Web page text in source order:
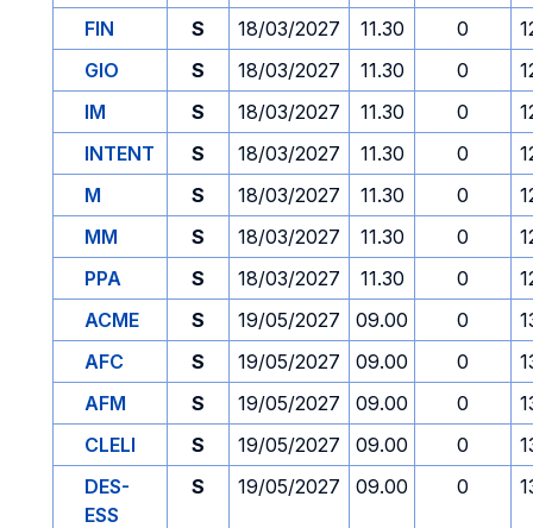
FIN
S 18/03/2027 11.30 0
GIO
S 18/03/2027 11.30 0
IM
S 18/03/2027 11.30 0
INTENT
S 18/03/2027 11.30 0
M
S 18/03/2027 11.30 0
MM
S 18/03/2027 11.30 0
PPA
S 18/03/2027 11.30 0
ACME
S 19/05/2027 09.00 0
AFC
S 19/05/2027 09.00 0
AFM
S 19/05/2027 09.00 0
CLELI
S 19/05/2027 09.00 0
DES-
ESS
S 19/05/2027 09.00 0